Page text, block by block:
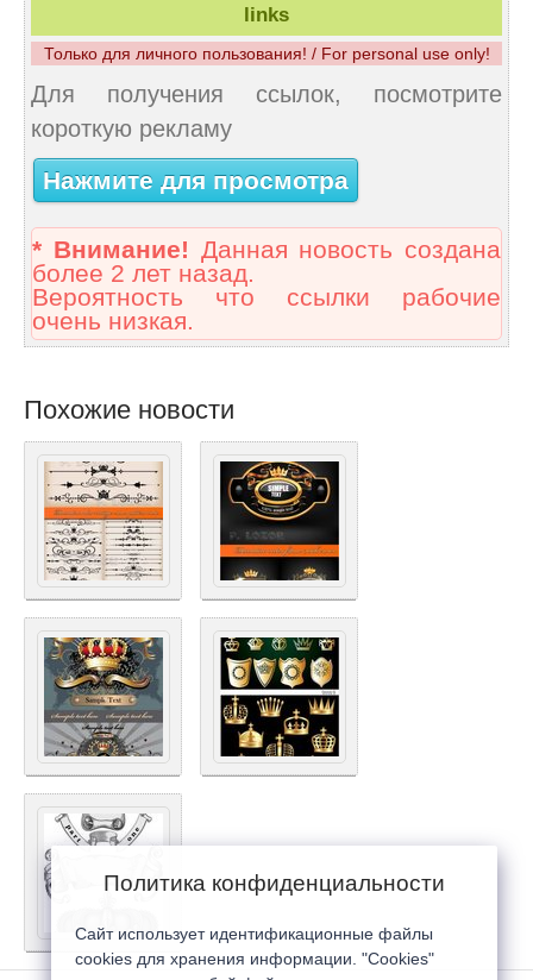
links
Только для личного пользования! / For personal use only!
Для получения ссылок, посмотрите
короткую рекламу
Нажмите для просмотра
* Внимание! Данная новость создана
более 2 лет назад.
Вероятность что ссылки рабочие
очень низкая.
Похожие новости
Политика конфиденциальности
Сайт использует идентификационные файлы
cookies для хранения информации. "Cookies"